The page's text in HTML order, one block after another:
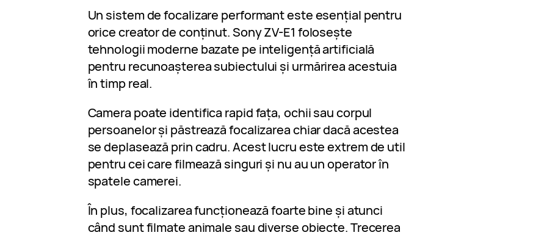
Un sistem de focalizare performant este esențial pentru
orice creator de conținut. Sony ZV-E1 folosește
tehnologii moderne bazate pe inteligență artificială
pentru recunoașterea subiectului și urmărirea acestuia
în timp real.
Camera poate identifica rapid fața, ochii sau corpul
persoanelor și păstrează focalizarea chiar dacă acestea
se deplasează prin cadru. Acest lucru este extrem de util
pentru cei care filmează singuri și nu au un operator în
spatele camerei.
În plus, focalizarea funcționează foarte bine și atunci
când sunt filmate animale sau diverse obiecte. Trecerea